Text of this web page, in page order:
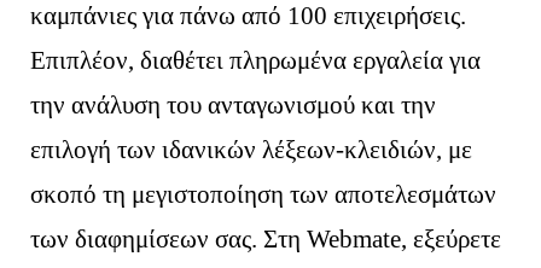
καμπάνιες για πάνω από 100 επιχειρήσεις.
Επιπλέον, διαθέτει πληρωμένα εργαλεία για
την ανάλυση του ανταγωνισμού και την
επιλογή των ιδανικών λέξεων-κλειδιών, με
σκοπό τη μεγιστοποίηση των αποτελεσμάτων
των διαφημίσεων σας. Στη Webmate, εξεύρετε